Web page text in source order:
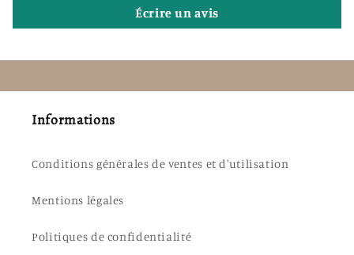
Écrire un avis
Informations
Conditions générales de ventes et d'utilisation
Mentions légales
Politiques de confidentialité